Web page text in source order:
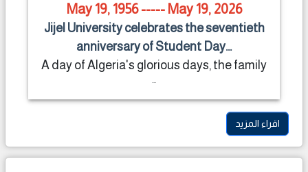
May 19, 1956 ----- May 19, 2026
Jijel University celebrates the seventieth
anniversary of Student Day...
A day of Algeria's glorious days, the family
اقراء المزيد